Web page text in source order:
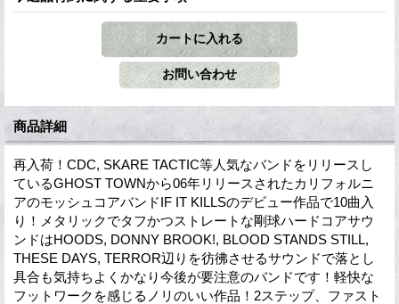
商品詳細
再入荷！CDC, SKARE TACTIC等人気なバンドをリリースし
ているGHOST TOWNから06年リリースされたカリフォルニ
アのモッシュコアバンドIF IT KILLSのデビュー作品で10曲入
り！メタリックでタフかつストレートな剛球ハードコアサウ
ンドはHOODS, DONNY BROOK!, BLOOD STANDS STILL,
THESE DAYS, TERROR辺りを彷彿させるサウンドで落とし
具合も気持ちよくかなり今後が要注意のバンドです！軽快な
フットワークを感じるノリのいい作品！2ステップ、ファスト